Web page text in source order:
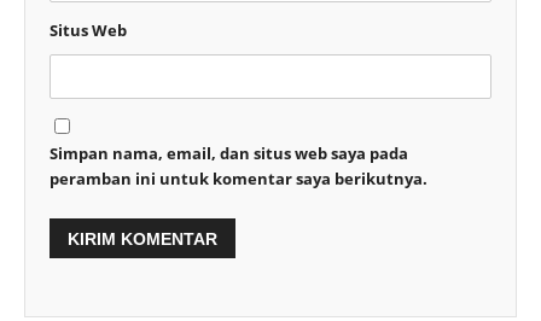
Situs Web
Simpan nama, email, dan situs web saya pada
peramban ini untuk komentar saya berikutnya.